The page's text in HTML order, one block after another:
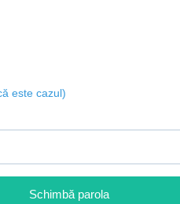
este cazul)
Schimbă parola